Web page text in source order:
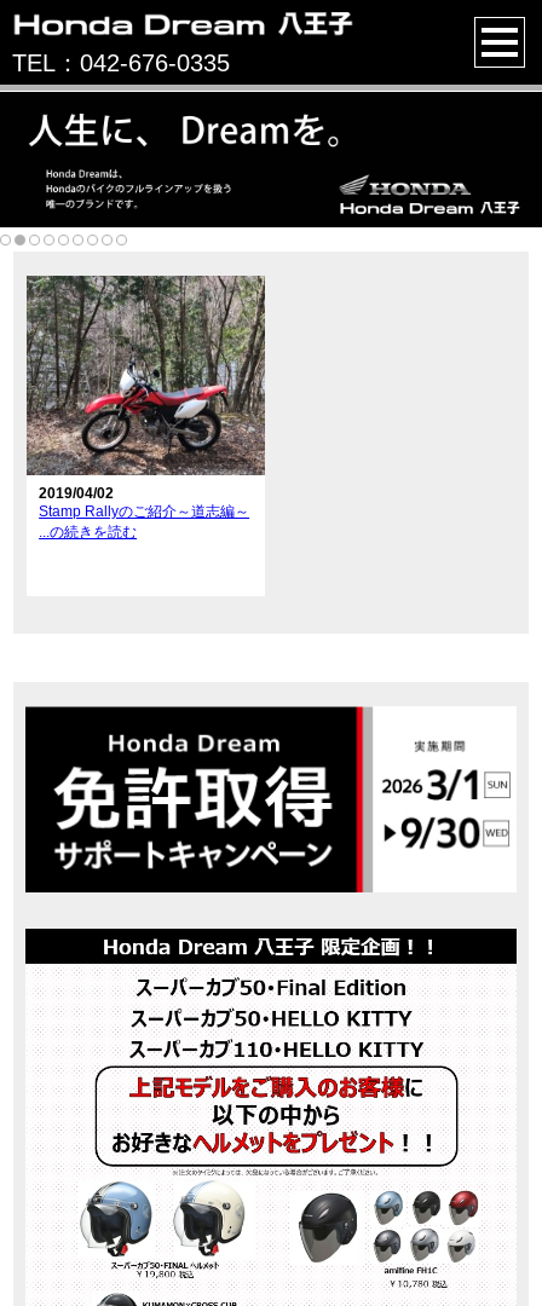
TEL：042-676-0335
2019/04/02
Stamp Rallyのご紹介～道志編～
...の続きを読む